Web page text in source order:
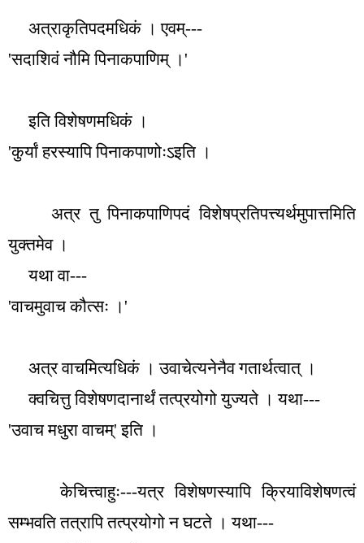
अत्राकृतिपदमधिकं । एवम्---
'सदाशिवं नौमि पिनाकपाणिम् । '
इति विशेषणमधिकं ।
'कुर्यां हरस्यापि पिनाकपाणोःऽइति ।
अत्र तु पिनाकपाणिपदं विशेषप्रतिपत्त्यर्थमुपात्तमिति
युक्तमेव ।
यथा वा---
'वाचमुवाच कौत्सः । '
अत्र वाचमित्यधिकं । उवाचेत्यनेनैव गतार्थत्वात् ।
क्वचित्तु विशेषणदानार्थं तत्प्रयोगो युज्यते । यथा---
'उवाच मधुरा वाचम्'इति ।
केचित्त्वाहुः---यत्र विशेषणस्यापि क्रियाविशेषणत्वं
सम्भवति तत्रापि तत्प्रयोगो न घटते । यथा---